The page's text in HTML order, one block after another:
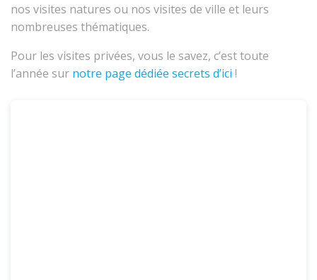
nos visites natures ou nos visites de ville et leurs
nombreuses thématiques.
Pour les visites privées, vous le savez, c’est toute
l’année sur notre page dédiée secrets d’ici !